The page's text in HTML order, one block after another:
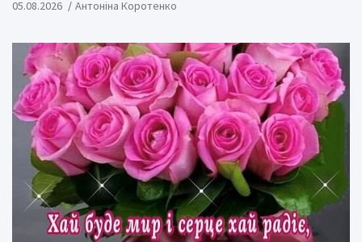
05.08.2026 Антоніна Коротенко